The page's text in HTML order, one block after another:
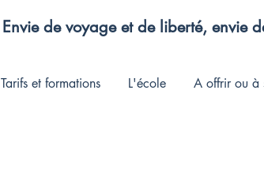
Envie de voyage et de liberté, envie
Tarifs et formations L'école A offrir ou à